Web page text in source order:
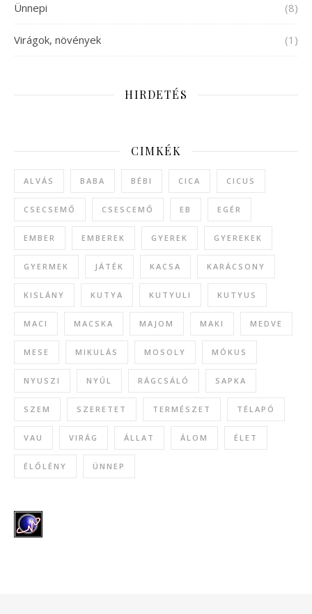
Ünnepi (8)
Virágok, növények (1)
HIRDETÉS
CIMKÉK
ALVÁS BABA BÉBI CICA CICUS
CSECSEMŐ CSESCEMŐ EB EGÉR
EMBER EMBEREK GYEREK GYEREKEK
GYERMEK JÁTÉK KACSA KARÁCSONY
KISLÁNY KUTYA KUTYULI KUTYUS
MACI MACSKA MAJOM MAKI MEDVE
MESE MIKULÁS MOSOLY MÓKUS
NYUSZI NYÚL RÁGCSÁLÓ SAPKA
SZEM SZERETET TERMÉSZET TÉLAPÓ
VAU VIRÁG ÁLLAT ÁLOM ÉLET
ÉLŐLÉNY ÜNNEP